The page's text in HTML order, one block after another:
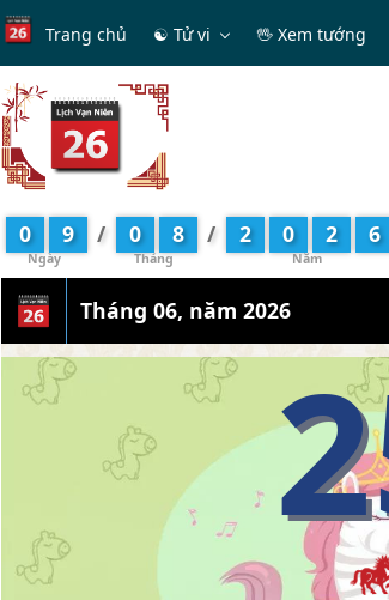
Trang chủ ☯ Tử vi 🖖 Xem tướng
0 9 / 0 8 / 2 0 2 6
Tháng 06, năm 2026